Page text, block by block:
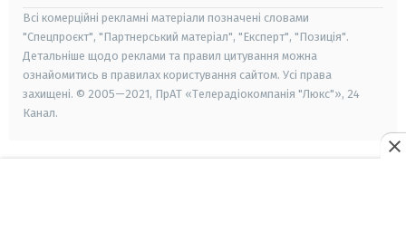
Всі комерційні рекламні матеріали позначені словами
"Спецпроєкт", "Партнерський матеріал", "Експерт", "Позиція".
Детальніше щодо реклами та правил цитування можна
ознайомитись в правилах користування сайтом. Усі права
захищені. © 2005—2021, ПрАТ «Телерадіокомпанія "Люкс"», 24
Канал.